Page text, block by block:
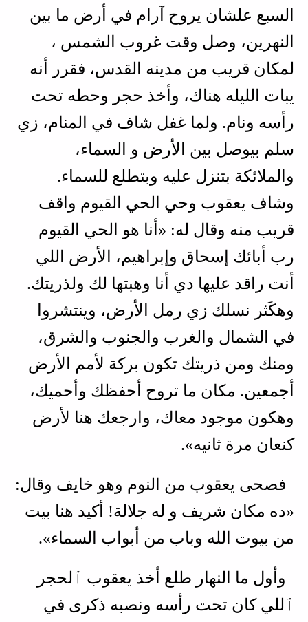
السبع علشان يروح آرام في أرض ما بين
النهرين، وصل وقت غروب الشمس ،
لمكان قريب من مدينه القدس، فقرر أنه
يبات الليله هناك، وأخذ حجر وحطه تحت
رأسه ونام. ولما غفل شاف في المنام، زي
سلم بيوصل بين الأرض و السماء،
والملائكة بتنزل عليه وبتطلع للسماء.
وشاف يعقوب وحي الحي القيوم واقف
قريب منه وقال له: «أنا هو الحي القيوم
رب أبائك إسحاق وإبراهيم، الأرض اللي
أنت راقد عليها دي أنا وهبتها لك ولذريتك.
وهكَثر نسلك زي رمل الأرض، وينتشروا
في الشمال والغرب والجنوب والشرق،
ومنك ومن ذريتك تكون بركة لأمم الأرض
أجمعين. مكان ما تروح أحفظك وأحميك،
وهكون موجود معاك، وارجعك هنا لأرض
كنعان مرة ثانيه».
فصحى يعقوب من النوم وهو خايف وقال:
«ده مكان شريف و له جلالة! أكيد هنا بيت
من بيوت الله وباب من أبواب السماء».
وأول ما النهار طلع أخذ يعقوب ٱلحجر
ٱللي كان تحت رأسه ونصبه ذكرى في